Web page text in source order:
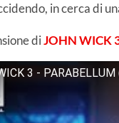
in cerca di
diJOHN WICK
3 -